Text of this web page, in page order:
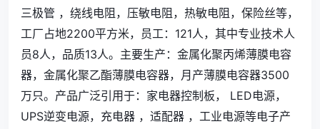
三极管 ，绕线电阻，压敏电阻，热敏电阻，保险丝等，
工厂占地2200平方米，员工：121人，其中专业技术人
员8人，品质13人。主要生产：金属化聚丙烯薄膜电容
器，金属化聚乙酯薄膜电容器，月产薄膜电容器3500
万只。产品广泛引用于：家电器控制板， LED电源，
UPS逆变电源，充电器 ，适配器 ，工业电源等电子产